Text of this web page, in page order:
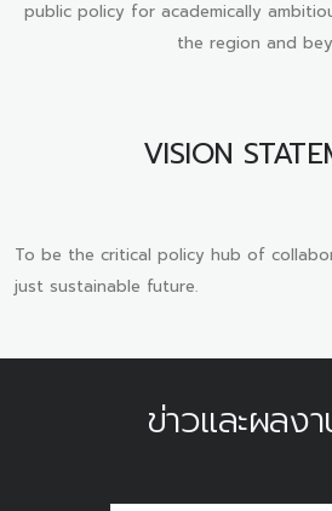
public policy for academically
the region and
VISION
To be the critical policy hub of
just sustainable future.
ข่าวและผลง